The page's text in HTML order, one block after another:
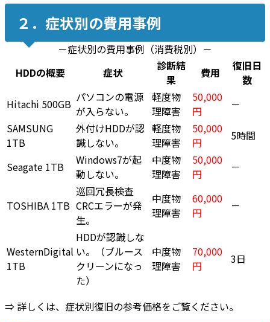
２．症状別の費用事例
－症状別の費用事例（消費税別）－
HDDの概要
症状
診断結
果
費用
復旧日
数
Hitachi 500GB パソコンの電源
が入らない。
軽度物
理障害
50,000
円
－
SAMSUNG
1TB
外付けHDDが認
識しない。
軽度物
理障害
50,000
円
5時間
Seagate 1TB
Windows7が起
動しない。
中度物
理障害
50,000
円
－
TOSHIBA 1TB
巡回冗長検査
CRCエラーが発
生。
中度物
理障害
60,000
円
－
WesternDigital
1TB
HDDが認識しな
い。（ブルース
クリーンになっ
た）
中度物
理障害
70,000
円
3日
⇒ 詳しくは、症状別復旧の参考価格をご覧ください。